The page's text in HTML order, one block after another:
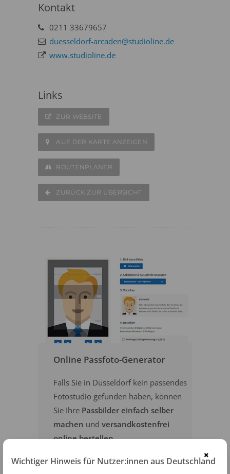
Kontakt
0211 33679657
duesseldorf-arcaden@studioline.de
www.studioline.de
Links
ZUR WEBSITE
AUF DER KARTE ANZEIGEN
ROUTENPLANER
ZURÜCK ZUR ÜBERSICHT
Online Passfoto-Generator
Falls Sie in Düsseldorf kein passendes
Fotostudio gefunden haben, können
Sie Ihre Passbilder einfach selber
machen und versandkostenfrei
online bestellen.
×
Wichtiger Hinweis für Nutzer:innen aus Deutschland